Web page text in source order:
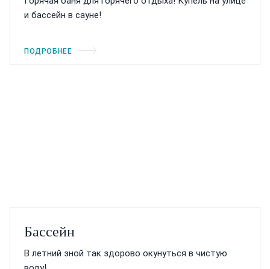
и бассейн в сауне!
ПОДРОБНЕЕ
Бассейн
В летний зной так здорово окунуться в чистую